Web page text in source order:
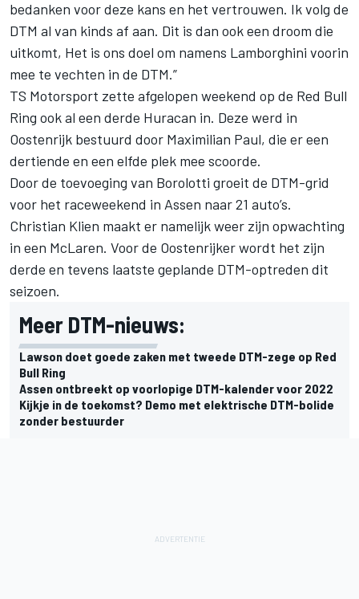
bedanken voor deze kans en het vertrouwen. Ik volg de
DTM al van kinds af aan. Dit is dan ook een droom die
uitkomt, Het is ons doel om namens Lamborghini voorin
mee te vechten in de DTM.”
TS Motorsport zette afgelopen weekend op de Red Bull
Ring ook al een derde Huracan in. Deze werd in
Oostenrijk bestuurd door Maximilian Paul, die er een
dertiende en een elfde plek mee scoorde.
Door de toevoeging van Borolotti groeit de DTM-grid
voor het raceweekend in Assen naar 21 auto’s.
Christian Klien maakt er namelijk weer zijn opwachting
in een McLaren. Voor de Oostenrijker wordt het zijn
derde en tevens laatste geplande DTM-optreden dit
seizoen.
Meer DTM-nieuws:
Lawson doet goede zaken met tweede DTM-zege op Red
Bull Ring
Assen ontbreekt op voorlopige DTM-kalender voor 2022
Kijkje in de toekomst? Demo met elektrische DTM-bolide
zonder bestuurder